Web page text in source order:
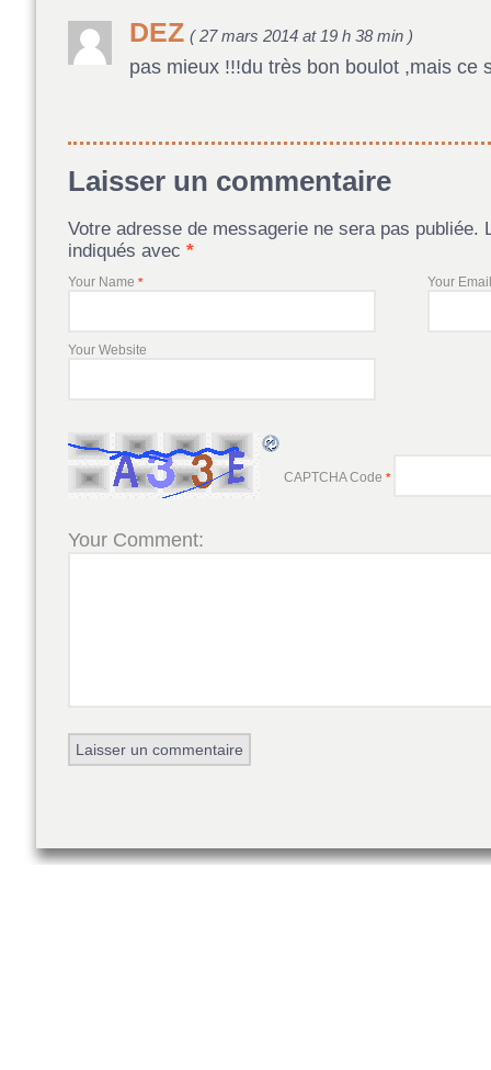
DEZ ( 27 mars 2014 at 19 h 38 min )
pas mieux !!!du très bon boulot ,mais ce
Laisser un commentaire
Votre adresse de messagerie ne sera pas publiée.
indiqués avec *
Your Name * Your Email
Your Website
CAPTCHA Code *
Your Comment: